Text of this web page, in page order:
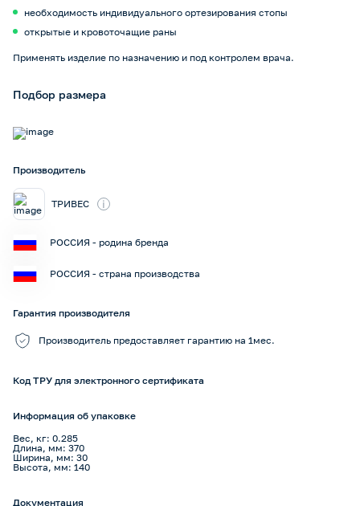
необходимость индивидуального ортезирования стопы
открытые и кровоточащие раны
Применять изделие по назначению и под контролем врача.
Подбор размера
Производитель
ТРИВЕС i
РОССИЯ - родина бренда
РОССИЯ - страна производства
Гарантия производителя
Производитель предоставляет гарантию на 1мес.
Код ТРУ для электронного сертификата
Информация об упаковке
Вес, кг: 0.285
Длина, мм: 370
Ширина, мм: 30
Высота, мм: 140
Документация